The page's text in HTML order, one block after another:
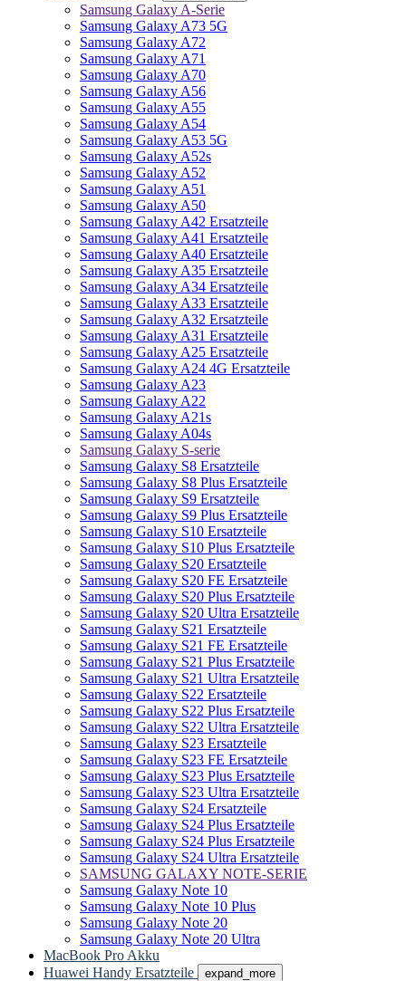
Samsung Galaxy A-Serie
Samsung Galaxy A73 5G
Samsung Galaxy A72
Samsung Galaxy A71
Samsung Galaxy A70
Samsung Galaxy A56
Samsung Galaxy A55
Samsung Galaxy A54
Samsung Galaxy A53 5G
Samsung Galaxy A52s
Samsung Galaxy A52
Samsung Galaxy A51
Samsung Galaxy A50
Samsung Galaxy A42 Ersatzteile
Samsung Galaxy A41 Ersatzteile
Samsung Galaxy A40 Ersatzteile
Samsung Galaxy A35 Ersatzteile
Samsung Galaxy A34 Ersatzteile
Samsung Galaxy A33 Ersatzteile
Samsung Galaxy A32 Ersatzteile
Samsung Galaxy A31 Ersatzteile
Samsung Galaxy A25 Ersatzteile
Samsung Galaxy A24 4G Ersatzteile
Samsung Galaxy A23
Samsung Galaxy A22
Samsung Galaxy A21s
Samsung Galaxy A04s
Samsung Galaxy S-serie
Samsung Galaxy S8 Ersatzteile
Samsung Galaxy S8 Plus Ersatzteile
Samsung Galaxy S9 Ersatzteile
Samsung Galaxy S9 Plus Ersatzteile
Samsung Galaxy S10 Ersatzteile
Samsung Galaxy S10 Plus Ersatzteile
Samsung Galaxy S20 Ersatzteile
Samsung Galaxy S20 FE Ersatzteile
Samsung Galaxy S20 Plus Ersatzteile
Samsung Galaxy S20 Ultra Ersatzteile
Samsung Galaxy S21 Ersatzteile
Samsung Galaxy S21 FE Ersatzteile
Samsung Galaxy S21 Plus Ersatzteile
Samsung Galaxy S21 Ultra Ersatzteile
Samsung Galaxy S22 Ersatzteile
Samsung Galaxy S22 Plus Ersatzteile
Samsung Galaxy S22 Ultra Ersatzteile
Samsung Galaxy S23 Ersatzteile
Samsung Galaxy S23 FE Ersatzteile
Samsung Galaxy S23 Plus Ersatzteile
Samsung Galaxy S23 Ultra Ersatzteile
Samsung Galaxy S24 Ersatzteile
Samsung Galaxy S24 Plus Ersatzteile
Samsung Galaxy S24 Plus Ersatzteile
Samsung Galaxy S24 Ultra Ersatzteile
SAMSUNG GALAXY NOTE-SERIE
Samsung Galaxy Note 10
Samsung Galaxy Note 10 Plus
Samsung Galaxy Note 20
Samsung Galaxy Note 20 Ultra
MacBook Pro Akku
Huawei Handy Ersatzteile
expand_more